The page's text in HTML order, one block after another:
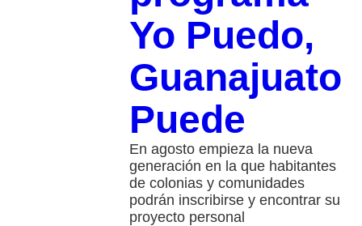
Yo Puedo,
Guanajuato
Puede
En agosto empieza la nueva
generación en la que habitantes
de colonias y comunidades
podrán inscribirse y encontrar su
proyecto personal